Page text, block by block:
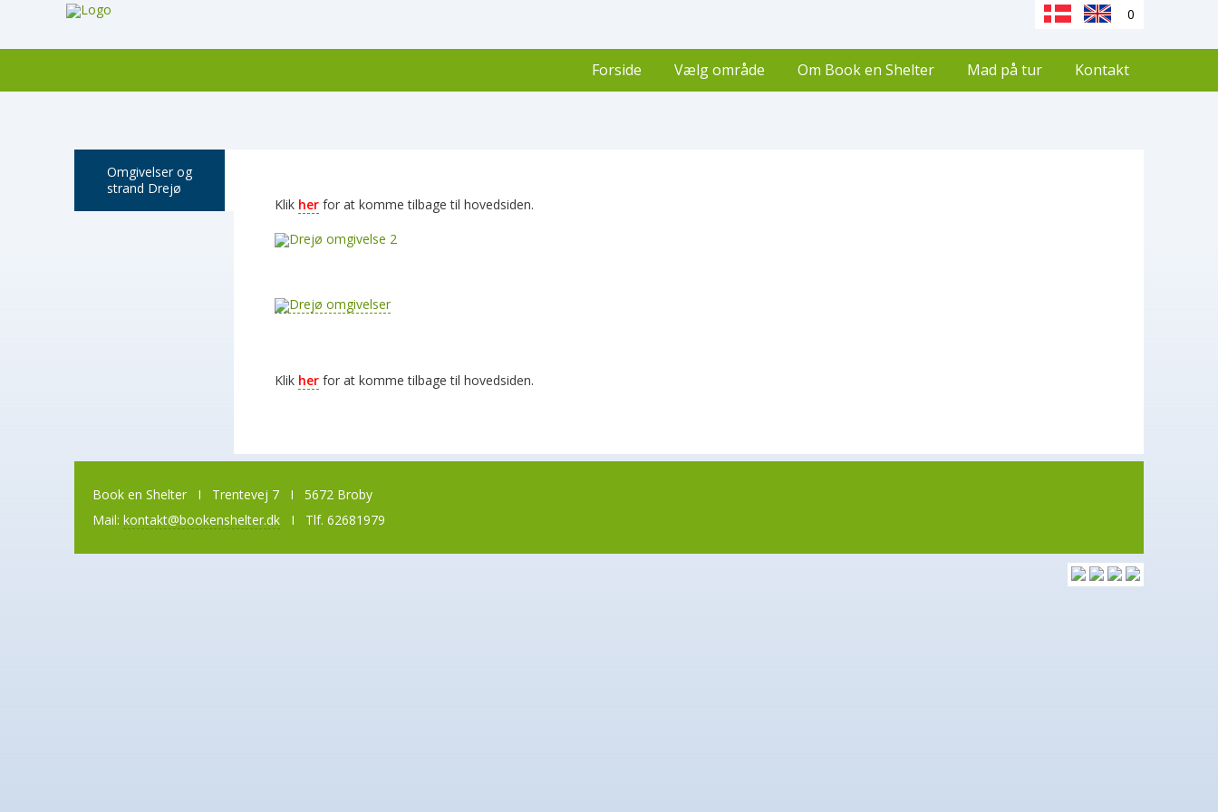
0
Forside Vælg område Om Book en Shelter Mad på tur Kontakt
Omgivelser og
strand Drejø
Klik her for at komme tilbage til hovedsiden.
Klik her for at komme tilbage til hovedsiden.
Book en Shelter I Trentevej 7 I 5672 Broby
Mail: kontakt@bookenshelter.dk I Tlf. 62681979